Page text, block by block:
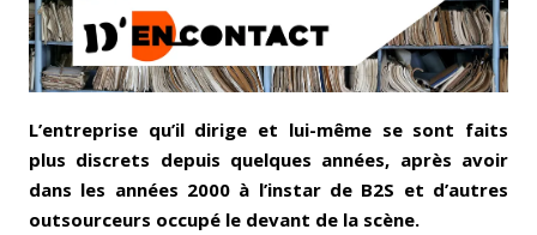
L’entreprise qu’il dirige et lui-même se sont faits
plus discrets depuis quelques années, après avoir
dans les années 2000 à l’instar de B2S et d’autres
outsourceurs occupé le devant de la scène.